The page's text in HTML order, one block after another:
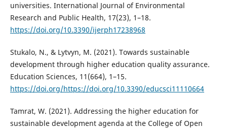
universities. International Journal of Environmental
Research and Public Health, 17(23), 1–18.
https://doi.org/10.3390/ijerph17238968
Stukalo, N., & Lytvyn, M. (2021). Towards sustainable
development through higher education quality assurance.
Education Sciences, 11(664), 1–15.
https://doi.org/https://doi.org/10.3390/educsci11110664
Tamrat, W. (2021). Addressing the higher education for
sustainable development agenda at the College of Open